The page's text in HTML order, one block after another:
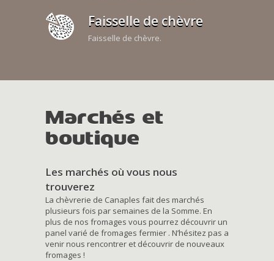
Faisselle de chèvre
Faisselle de chèvre.
Marchés et
boutique
Les marchés où vous nous
trouverez
La chèvrerie de Canaples fait des marchés
plusieurs fois par semaines de la Somme. En
plus de nos fromages vous pourrez découvrir un
panel varié de fromages fermier . N’hésitez pas a
venir nous rencontrer et découvrir de nouveaux
fromages !